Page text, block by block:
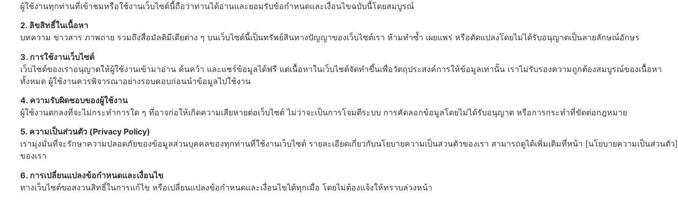
ผู้ใช้งานทุกท่านที่เข้าชมหรือใช้งานเว็บไซต์นี้ถือว่าท่านได้อ่านและยอมรับข้อกำหนดและเงื่อนไขฉบับนี้โดยสมบูรณ์
2. ลิขสิทธิ์ในเนื้อหา
บทความ ข่าวสาร ภาพถ่าย รวมถึงสื่อมัลติมีเดียต่าง ๆ บนเว็บไซต์นี้เป็นทรัพย์สินทางปัญญาของเว็บไซต์เรา ห้ามทำซ้ำ เผยแพร่ หรือดัดแปลงโดยไม่ได้รับอนุญาตเป็นลายลักษณ์อักษร
3. การใช้งานเว็บไซต์
เว็บไซต์ของเราอนุญาตให้ผู้ใช้งานเข้ามาอ่าน ค้นคว้า และแชร์ข้อมูลได้ฟรี แต่เนื้อหาในเว็บไซต์จัดทำขึ้นเพื่อวัตถุประสงค์การให้ข้อมูลเท่านั้น เราไม่รับรองความถูกต้องสมบูรณ์ของเนื้อหา
ทั้งหมด ผู้ใช้งานควรพิจารณาอย่างรอบคอบก่อนนำข้อมูลไปใช้งาน
4. ความรับผิดชอบของผู้ใช้งาน
ผู้ใช้งานตกลงที่จะไม่กระทำการใด ๆ ที่อาจก่อให้เกิดความเสียหายต่อเว็บไซต์ ไม่ว่าจะเป็นการโจมตีระบบ การคัดลอกข้อมูลโดยไม่ได้รับอนุญาต หรือการกระทำที่ขัดต่อกฎหมาย
5. ความเป็นส่วนตัว (Privacy Policy)
เรามุ่งมั่นที่จะรักษาความปลอดภัยของข้อมูลส่วนบุคคลของทุกท่านที่ใช้งานเว็บไซต์ รายละเอียดเกี่ยวกับนโยบายความเป็นส่วนตัวของเรา สามารถดูได้เพิ่มเติมที่หน้า [นโยบายความเป็นส่วนตัว]
ของเรา
6. การเปลี่ยนแปลงข้อกำหนดและเงื่อนไข
ทางเว็บไซต์ขอสงวนสิทธิ์ในการแก้ไข หรือเปลี่ยนแปลงข้อกำหนดและเงื่อนไขได้ทุกเมื่อ โดยไม่ต้องแจ้งให้ทราบล่วงหน้า